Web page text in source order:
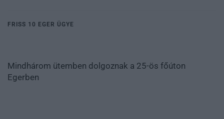
FRISS 10 EGER ÜGYE
Mindhárom ütemben dolgoznak a 25-ös főúton
Egerben